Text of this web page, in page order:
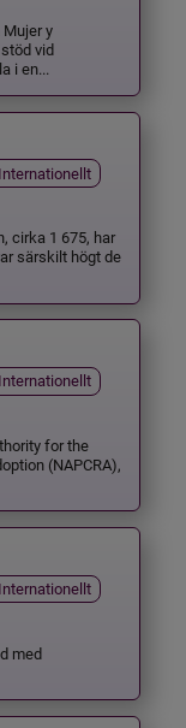
y
vid
i en...
Internationellt
cirka 1 675, har
särskilt högt de
Internationellt
for the
(NAPCRA),
Internationellt
med